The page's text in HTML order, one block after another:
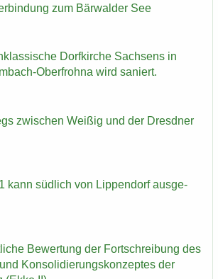
zum Bär­wal­der See
Dorf­kir­che Sach­sens in
​Oberfrohna wird sa­niert.
zwi­schen Wei­ßig und der Dresd­ner
kann süd­lich von Lip­pen­dorf aus­ge­
Be­wer­tung der Fort­schrei­bung des
Kon­so­li­die­rungs­kon­zep­tes der